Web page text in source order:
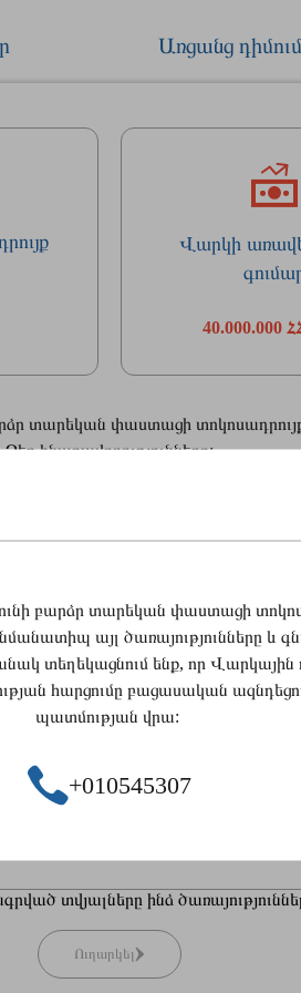
բարձր տարեկան փաստացի
այլ ծառայությունները և
տեղեկացնում ենք, որ Վարկային
հարցումը բացասական
պատմության վրա:
+010545307
Առցանց դիմում
Վարկի
40.000.000
տարեկան փաստացի
հնարավորությունները:
արագ:
տվյալները ինձ
Ուղարկել